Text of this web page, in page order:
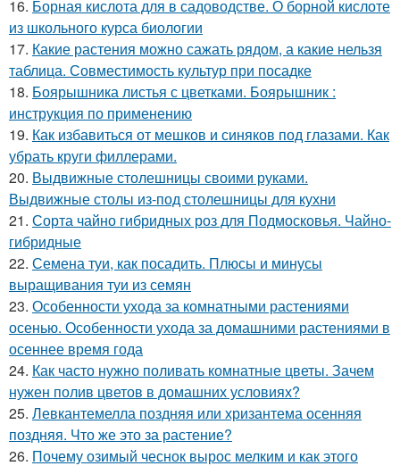
16. Борная кислота для в садоводстве. О борной кислоте
из школьного курса биологии
17. Какие растения можно сажать рядом, а какие нельзя
таблица. Совместимость культур при посадке
18. Боярышника листья с цветками. Боярышник :
инструкция по применению
19. Как избавиться от мешков и синяков под глазами. Как
убрать круги филлерами.
20. Выдвижные столешницы своими руками.
Выдвижные столы из-под столешницы для кухни
21. Сорта чайно гибридных роз для Подмосковья. Чайно-
гибридные
22. Семена туи, как посадить. Плюсы и минусы
выращивания туи из семян
23. Особенности ухода за комнатными растениями
осенью. Особенности ухода за домашними растениями в
осеннее время года
24. Как часто нужно поливать комнатные цветы. Зачем
нужен полив цветов в домашних условиях?
25. Левкантемелла поздняя или хризантема осенняя
поздняя. Что же это за растение?
26. Почему озимый чеснок вырос мелким и как этого